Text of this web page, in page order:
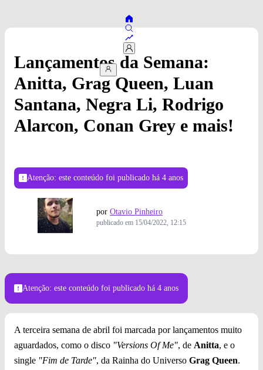
Lançamentos da Semana:
Anitta, Grag Queen, Luan
Santana, Negra Li, Rodrigo
Alarcon, Conan Grey e mais!
Atenção: este conteúdo foi publicado há 4 anos
por Otavio Pinheiro
publicado em 15/04/2022, 12:15
Foto: Divulgação/Jacob Webster
Atenção: este conteúdo foi publicado há 4 anos
A terceira semana de abril foi marcada por lançamentos muito
aguardados, como o disco "Versions Of Me", de Anitta, e o
single "Fim de Tarde", da Rainha do Universo Grag Queen.